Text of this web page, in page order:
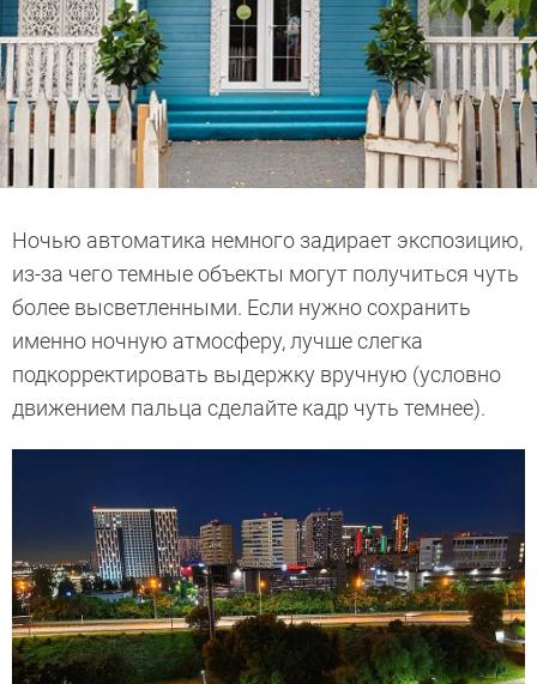
Ночью автоматика немного задирает экспозицию,
из-за чего темные объекты могут получиться чуть
более высветленными. Если нужно сохранить
именно ночную атмосферу, лучше слегка
подкорректировать выдержку вручную (условно
движением пальца сделайте кадр чуть темнее).